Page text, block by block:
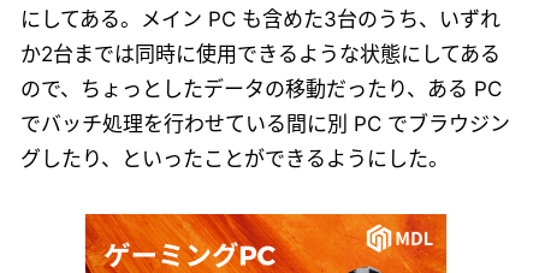
にしてある。メイン PC も含めた3台のうち、いずれ
か2台までは同時に使用できるような状態にしてある
ので、ちょっとしたデータの移動だったり、ある PC
でバッチ処理を行わせている間に別 PC でブラウジン
グしたり、といったことができるようにした。